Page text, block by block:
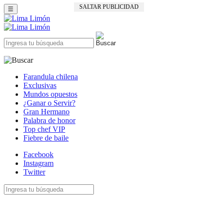
SALTAR PUBLICIDAD
☰
Farandula chilena
Exclusivas
Mundos opuestos
¿Ganar o Servir?
Gran Hermano
Palabra de honor
Top chef VIP
Fiebre de baile
Facebook
Instagram
Twitter